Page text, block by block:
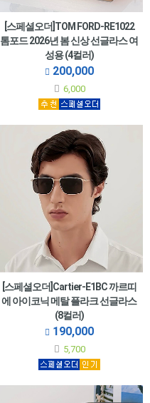
[스페셜오더]TOM FORD-RE1022
톰포드 2026년 봄 신상 선글라스 여
성용 (4컬러)
200,000
6,000
[스페셜오더]Cartier-E1BC 까르띠
에 아이코닉 메탈 플라크 선글라스
(8컬러)
190,000
5,700